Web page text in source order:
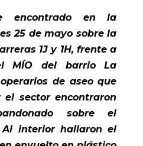
encontrado en la
25 de mayo sobre la
1J y 1H, frente a
MÍO del barrio La
de aseo que
sector encontraron
sobre el
Al interior hallaron el